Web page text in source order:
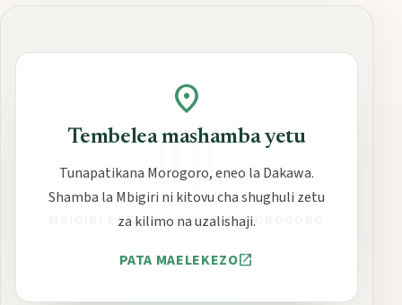
map
MBIGIRI ESTATE - DAKAWA, MOROGORO
location_on
Tembelea mashamba yetu
Tunapatikana Morogoro, eneo la Dakawa.
Shamba la Mbigiri ni kitovu cha shughuli zetu
za kilimo na uzalishaji.
PATA MAELEKEZOopen_in_new